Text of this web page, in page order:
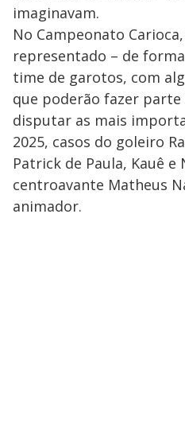
imaginavam.
No Campeonato
representado – de
time de garotos, com
que poderão fazer
disputar as mais
2025, casos do goleiro
Patrick de Paula, Kauê
centroavante Matheus
animador.